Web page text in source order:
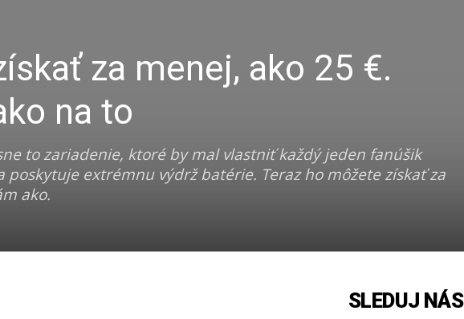
za menej, ako 25 €.
na to
to zariadenie, ktoré by mal vlastniť každý jeden fanúšik
poskytuje extrémnu výdrž batérie. Teraz ho môžete získať za
ako.
SLEDUJ NÁS